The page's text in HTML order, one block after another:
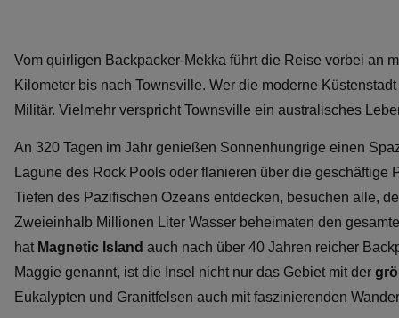
Vom quirligen Backpacker-Mekka führt die Reise vorbei an
Kilometer bis nach Townsville. Wer die moderne
Militär. Vielmehr verspricht Townsville ein australisches
An 320 Tagen im Jahr genießen Sonnenhungrige einen
Lagune des Rock Pools oder flanieren über die geschäftige
Tiefen des Pazifischen Ozeans entdecken, besuchen alle,
Zweieinhalb Millionen Liter Wasser beheimaten den
hat Magnetic Island auch nach über 40 Jahren reicher
Maggie genannt, ist die Insel nicht nur das Gebiet mit der
Eukalypten und Granitfelsen auch mit faszinierenden